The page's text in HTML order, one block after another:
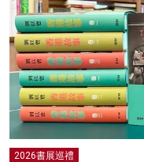
2026書展巡禮